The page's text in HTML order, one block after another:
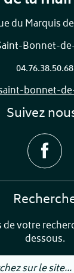
du Marquis
Bonnet-
04.76.38.50.68
bonnet-
Suivez
votre
dessous.